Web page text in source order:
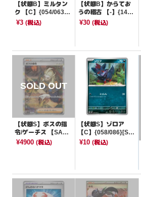
【状態B】ミルタン
ク 【C】{054/063}
[M1L]
¥3 (税込)
【状態B】からてお
うの稽古 【-】{147/
175}[SVM]
¥30(税込)
【状態S】ボスの指
令/ゲーチス 【SA
R】{100/073}[SV1a]
¥4900 (税込)
【状態S】ゾロア
【C】{058/086}[SV1
1W]
¥10(税込)